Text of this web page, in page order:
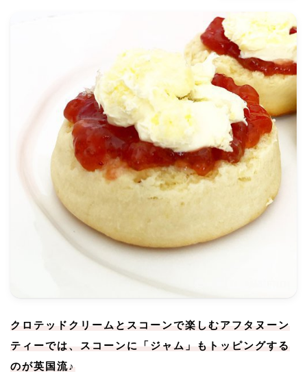
クロテッドクリームとスコーンで楽しむアフタヌーン
ティーでは、スコーンに「ジャム」もトッピングする
のが英国流♪